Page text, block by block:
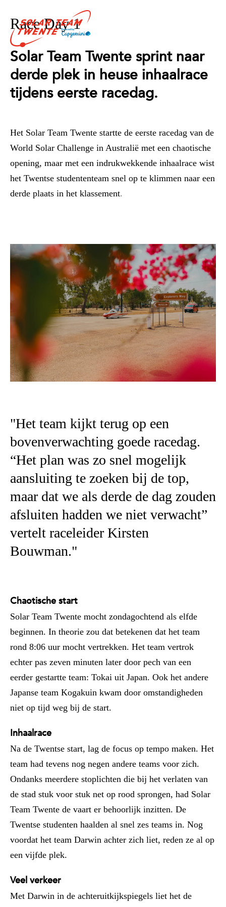
Race Day 1
Solar Team Twente sprint naar
derde plek in heuse inhaalrace
tijdens eerste racedag.
Het Solar Team Twente startte de eerste racedag van de
World Solar Challenge in Australië met een chaotische
opening, maar met een indrukwekkende inhaalrace wist
het Twentse studententeam snel op te klimmen naar een
derde plaats in het klassement.
"Het team kijkt terug op een
bovenverwachting goede racedag.
“Het plan was zo snel mogelijk
aansluiting te zoeken bij de top,
maar dat we als derde de dag zouden
afsluiten hadden we niet verwacht”
vertelt raceleider Kirsten
Bouwman."
Chaotische start
Solar Team Twente mocht zondagochtend als elfde
beginnen. In theorie zou dat betekenen dat het team
rond 8:06 uur mocht vertrekken. Het team vertrok
echter pas zeven minuten later door pech van een
eerder gestartte team: Tokai uit Japan. Ook het andere
Japanse team Kogakuin kwam door omstandigheden
niet op tijd weg bij de start.
Inhaalrace
Na de Twentse start, lag de focus op tempo maken. Het
team had tevens nog negen andere teams voor zich.
Ondanks meerdere stoplichten die bij het verlaten van
de stad stuk voor stuk net op rood sprongen, had Solar
Team Twente de vaart er behoorlijk inzitten. De
Twentse studenten haalden al snel zes teams in. Nog
voordat het team Darwin achter zich liet, reden ze al op
een vijfde plek.
Veel verkeer
Met Darwin in de achteruitkijkspiegels liet het de